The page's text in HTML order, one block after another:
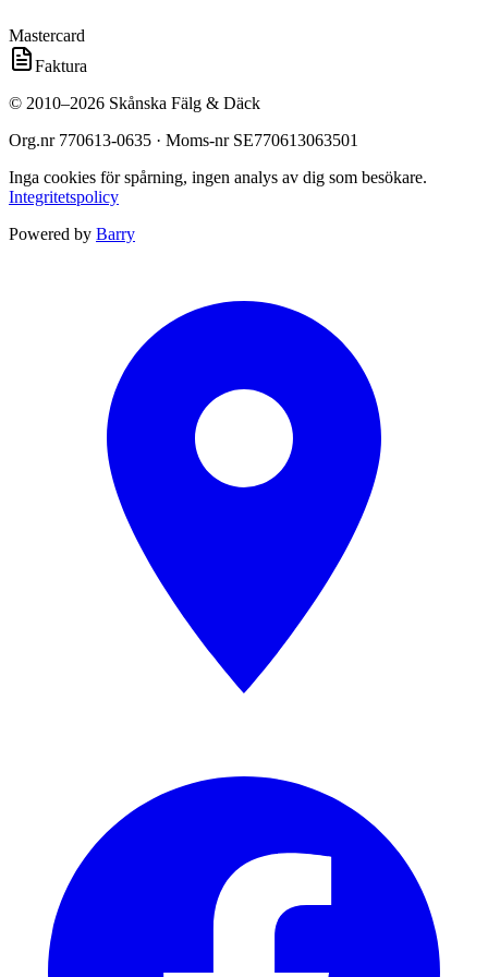
Mastercard
Faktura
© 2010–2026 Skånska Fälg & Däck
Org.nr 770613-0635 · Moms-nr SE770613063501
Inga cookies för spårning, ingen analys av dig som besökare.
Integritetspolicy
Powered by Barry